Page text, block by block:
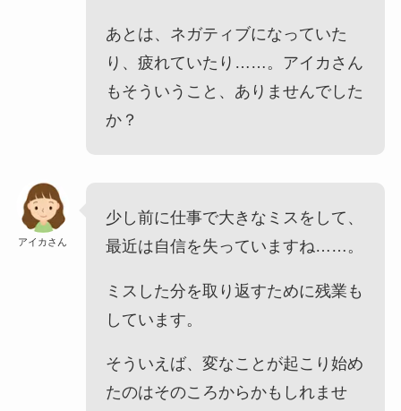
あとは、ネガティブになっていた
り、疲れていたり……。アイカさん
もそういうこと、ありませんでした
か？
アイカさん
少し前に仕事で大きなミスをして、
最近は自信を失っていますね……。
ミスした分を取り返すために残業も
しています。
そういえば、変なことが起こり始め
たのはそのころからかもしれませ